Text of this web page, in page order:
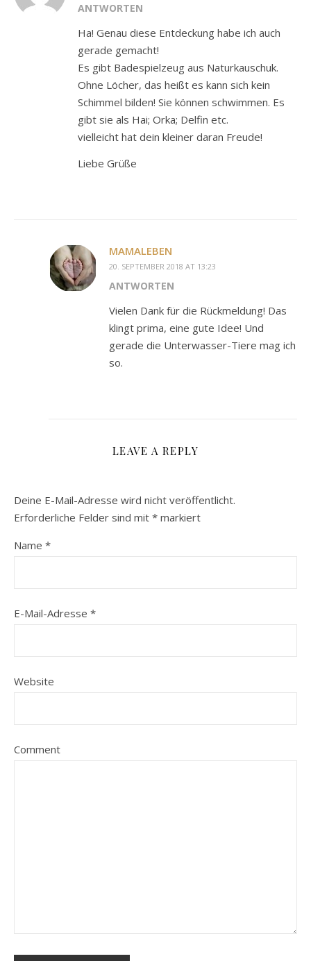
ANTWORTEN
Ha! Genau diese Entdeckung habe ich auch
gerade gemacht!
Es gibt Badespielzeug aus Naturkauschuk.
Ohne Löcher, das heißt es kann sich kein
Schimmel bilden! Sie können schwimmen. Es
gibt sie als Hai; Orka; Delfin etc.
vielleicht hat dein kleiner daran Freude!
Liebe Grüße
MAMALEBEN
20. SEPTEMBER 2018 AT 13:23
ANTWORTEN
Vielen Dank für die Rückmeldung! Das
klingt prima, eine gute Idee! Und
gerade die Unterwasser-Tiere mag ich
so.
LEAVE A REPLY
Deine E-Mail-Adresse wird nicht veröffentlicht.
Erforderliche Felder sind mit * markiert
Name *
E-Mail-Adresse *
Website
Comment